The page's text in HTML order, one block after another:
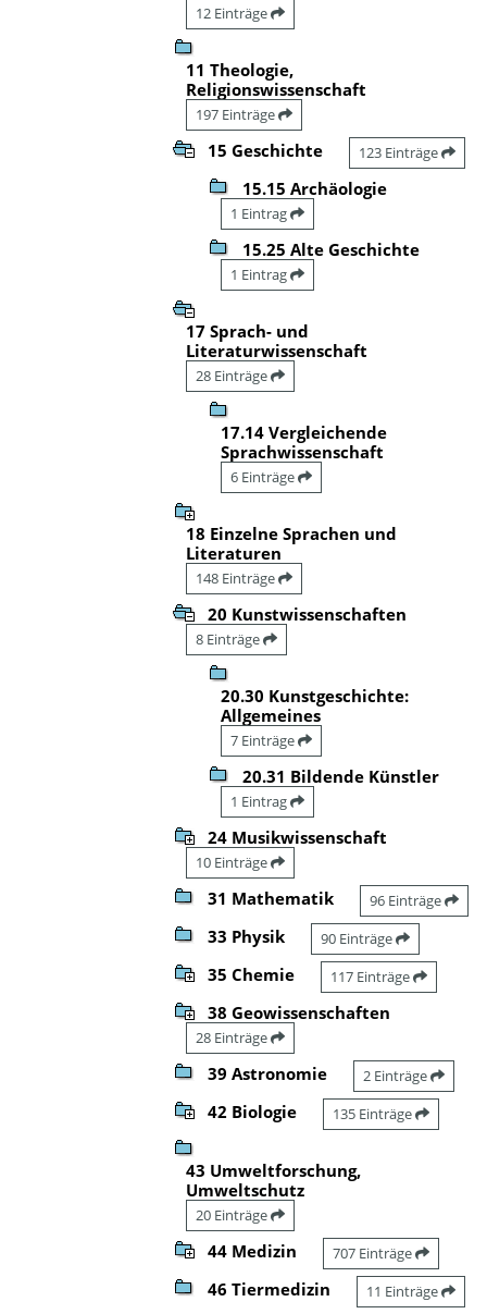
12 Einträge
11 Theologie,
Religionswissenschaft
197 Einträge
15 Geschichte 123 Einträge
15.15 Archäologie
1 Eintrag
15.25 Alte Geschichte
1 Eintrag
17 Sprach- und
Literaturwissenschaft
28 Einträge
17.14 Vergleichende
Sprachwissenschaft
6 Einträge
18 Einzelne Sprachen und
Literaturen
148 Einträge
20 Kunstwissenschaften
8 Einträge
20.30 Kunstgeschichte:
Allgemeines
7 Einträge
20.31 Bildende Künstler
1 Eintrag
24 Musikwissenschaft
10 Einträge
31 Mathematik 96 Einträge
33 Physik 90 Einträge
35 Chemie 117 Einträge
38 Geowissenschaften
28 Einträge
39 Astronomie 2 Einträge
42 Biologie 135 Einträge
43 Umweltforschung,
Umweltschutz
20 Einträge
44 Medizin 707 Einträge
46 Tiermedizin 11 Einträge